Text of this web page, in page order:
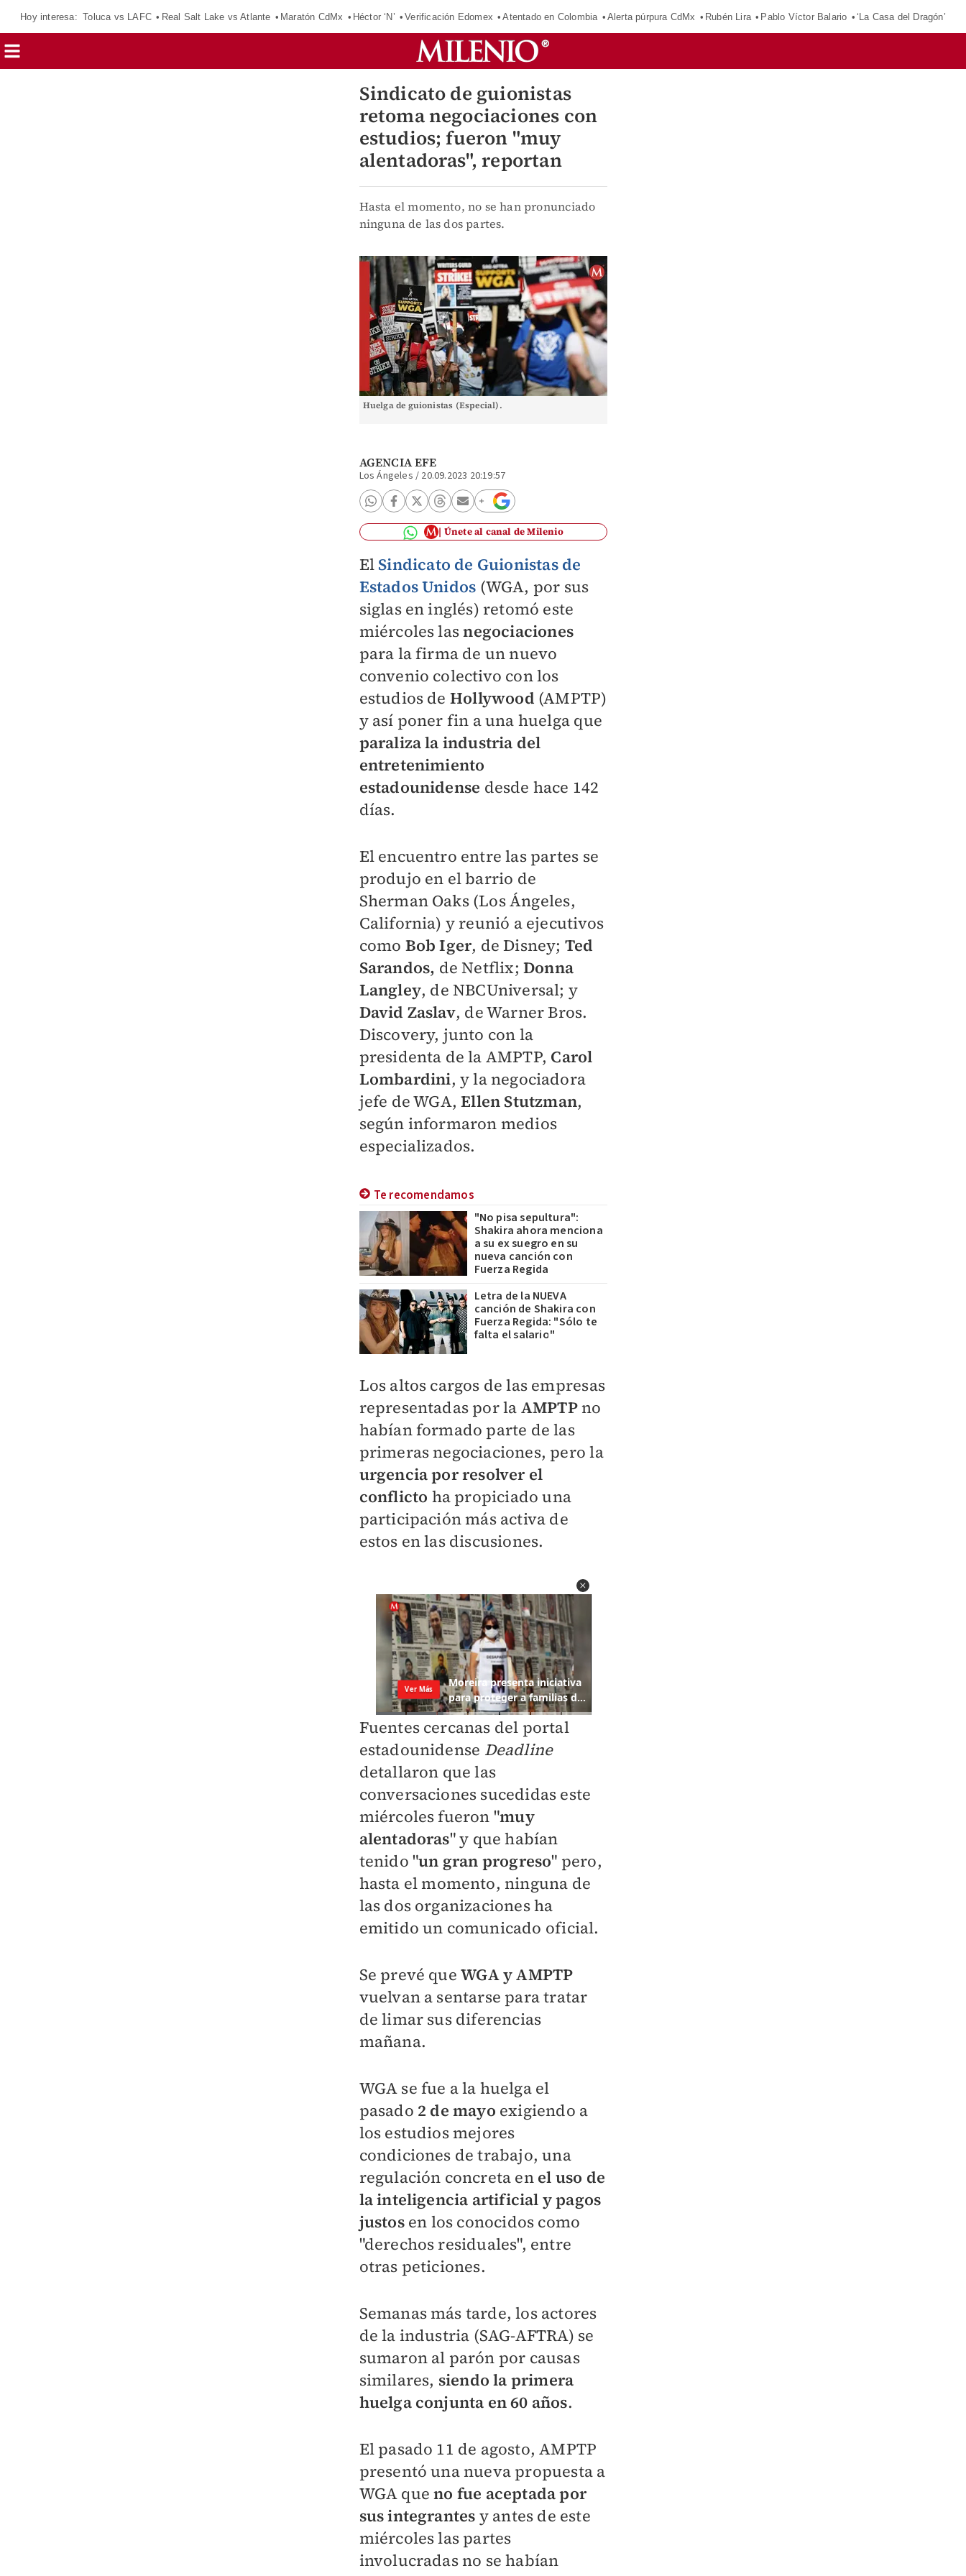
Hoy interesa: Toluca vs LAFC Real Salt Lake vs Atlante Maratón CdMx Héctor ‘N’ Verificación Edomex Atentado en Colombia Alerta púrpura CdMx Rubén Lira Pablo Víctor Balario ‘La Casa del Dragón’
Sindicato de guionistas
retoma negociaciones con
estudios; fueron "muy
alentadoras", reportan
Hasta el momento, no se han pronunciado
ninguna de las dos partes.
Huelga de guionistas (Especial).
AGENCIA EFE
Los Ángeles / 20.09.2023 20:19:57
Únete al canal de Milenio
El Sindicato de Guionistas de
Estados Unidos (WGA, por sus
siglas en inglés) retomó este
miércoles lasnegociaciones
para la firma de un nuevo
convenio colectivo con los
estudios de Hollywood (AMPTP)
y así poner fin a una huelga que
paraliza la industria del
entretenimiento
estadounidense desde hace 142
días.
El encuentro entre las partes se
produjo en el barrio de
Sherman Oaks (Los Ángeles,
California) y reunió a ejecutivos
como Bob Iger, de Disney; Ted
Sarandos, de Netflix; Donna
Langley, de NBCUniversal; y
David Zaslav, de Warner Bros.
Discovery, junto con la
presidenta de la AMPTP, Carol
Lombardini, y la negociadora
jefe de WGA,Ellen Stutzman,
según informaron medios
especializados.
Te recomendamos
"No pisa sepultura":
Shakira ahora menciona
a su ex suegro en su
nueva canción con
Fuerza Regida
Letra de la NUEVA
canción de Shakira con
Fuerza Regida: "Sólo te
falta el salario"
Los altos cargos de las empresas
representadas por la AMPTPno
habían formado parte de las
primeras negociaciones, pero la
urgencia por resolver el
conflicto ha propiciado una
participación más activa de
estos en las discusiones.
Fuentes cercanas del portal
estadounidense Deadline
detallaron que las
conversaciones sucedidas este
miércoles fueron "muy
alentadoras" y que habían
tenido "un gran progreso" pero,
hasta el momento, ninguna de
las dos organizaciones ha
emitido un comunicado oficial.
Se prevé queWGA y AMPTP
vuelvan a sentarse para tratar
de limar sus diferencias
mañana.
WGA se fue a la huelga el
pasado 2 de mayo exigiendo a
los estudios mejores
condiciones de trabajo, una
regulación concreta en el uso de
la inteligencia artificial y pagos
justosen los conocidos como
"derechos residuales", entre
otras peticiones.
Semanas más tarde, los actores
de la industria (SAG-AFTRA) se
sumaron al parón por causas
similares, siendo la primera
huelga conjunta en 60 años.
El pasado 11 de agosto, AMPTP
presentó una nueva propuesta a
WGA queno fue aceptada por
sus integrantes y antes de este
miércoles las partes
involucradas no se habían